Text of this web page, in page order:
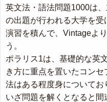
英文法・語法問題1000は
の出題が行われる大学を
演習を積んで、Vintageよ
う。
ポラリス1は、基礎的な英
き方に重点を置いたコン
法はある程度身について
いざ問題を解くとなると